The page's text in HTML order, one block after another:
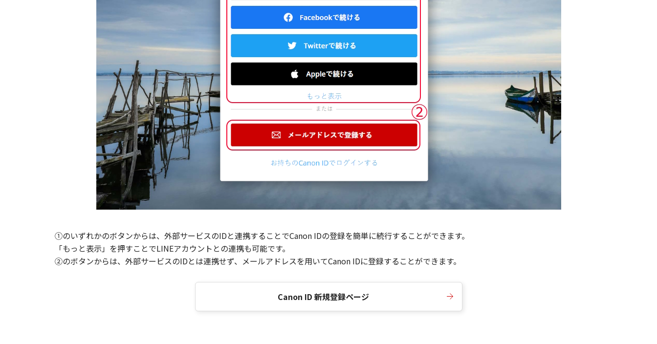
①のいずれかのボタンからは、外部サービスのIDと連携することでCanon IDの登録を簡単に続行することができます。
「もっと表示」を押すことでLINEアカウントとの連携も可能です。
②のボタンからは、外部サービスのIDとは連携せず、メールアドレスを用いてCanon IDに登録することができます。
Canon ID 新規登録ページ